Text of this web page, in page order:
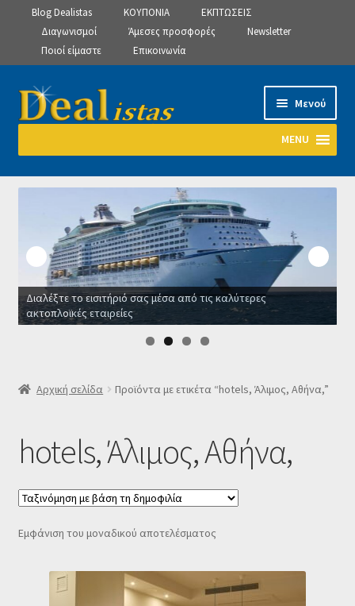
Blog Dealistas ΚΟΥΠΟΝΙΑ
ΕΚΠΤΩΣΕΙΣ
Διαγωνισμοί
Άμεσες προσφορές
Newsletter
Ποιοί είμαστε
Επικοινωνία
Απευθείας
μετάβαση
πλοήγηση
Μετάβαση
σε
Μενού
MENU
Αρχική
Manage Subscriptions
Manage Subscriptions
Manage Subscriptions
SLIDER
Καλάθι
Διαλέξτε το εισιτήριό σας μέσα από τις καλύτερες
ακτοπλοϊκές εταιρείες
Αρχική σελίδα Προϊόντα με ετικέτα “hotels, Άλιμος, Αθήνα,”
hotels, Άλιμος, Αθήνα,
Εμφάνιση του μοναδικού αποτελέσματος